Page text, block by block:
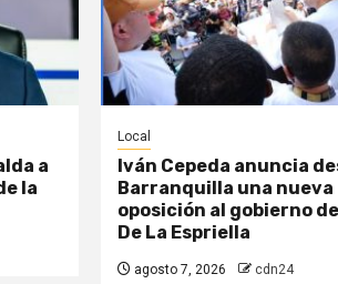
a
la
Local
Iván Cepeda anuncia
Barranquilla una nueva
oposición al gobierno
De La Espriella
agosto 7, 2026 cdn24